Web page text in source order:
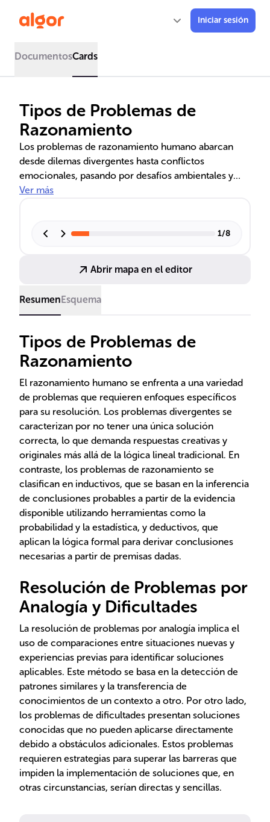
Iniciar sesión
DocumentosCards
Tipos de Problemas de
Razonamiento
Los problemas de razonamiento humano abarcan
desde dilemas divergentes hasta conflictos
emocionales, pasando por desafíos ambientales y
turísticos. Se exploran métodos como la resolución
promoviendo prácticas responsables y la
Ver más
1/8
Abrir mapa en el editor
ResumenEsquema
Tipos de Problemas de
Razonamiento
El razonamiento humano se enfrenta a una variedad
de problemas que requieren enfoques específicos
para su resolución. Los problemas divergentes se
caracterizan por no tener una única solución
correcta, lo que demanda respuestas creativas y
originales más allá de la lógica lineal tradicional. En
contraste, los problemas de razonamiento se
clasifican en inductivos, que se basan en la inferencia
de conclusiones probables a partir de la evidencia
disponible utilizando herramientas como la
probabilidad y la estadística, y deductivos, que
aplican la lógica formal para derivar conclusiones
necesarias a partir de premisas dadas.
Resolución de Problemas por
Analogía y Dificultades
La resolución de problemas por analogía implica el
uso de comparaciones entre situaciones nuevas y
experiencias previas para identificar soluciones
aplicables. Este método se basa en la detección de
patrones similares y la transferencia de
conocimientos de un contexto a otro. Por otro lado,
los problemas de dificultades presentan soluciones
conocidas que no pueden aplicarse directamente
debido a obstáculos adicionales. Estos problemas
requieren estrategias para superar las barreras que
impiden la implementación de soluciones que, en
otras circunstancias, serían directas y sencillas.